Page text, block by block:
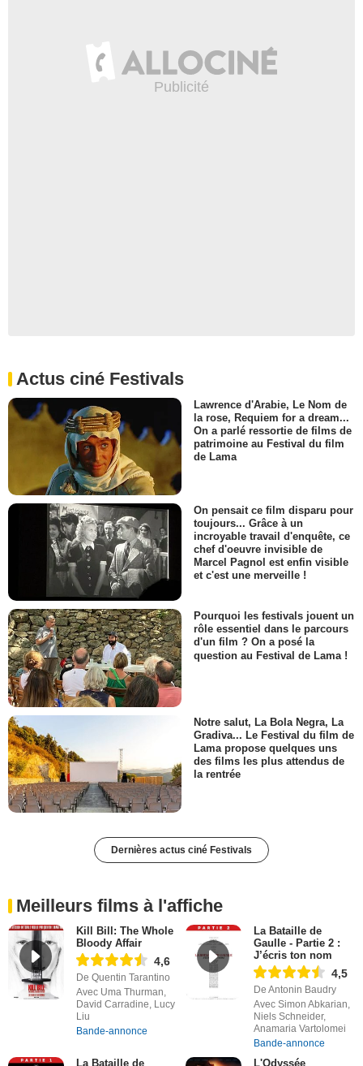
Actus ciné Festivals
Lawrence d'Arabie, Le Nom de
la rose, Requiem for a dream...
On a parlé ressortie de films de
patrimoine au Festival du film
de Lama
On pensait ce film disparu pour
toujours... Grâce à un
incroyable travail d'enquête, ce
chef d'oeuvre invisible de
Marcel Pagnol est enfin visible
et c'est une merveille !
Pourquoi les festivals jouent un
rôle essentiel dans le parcours
d'un film ? On a posé la
question au Festival de Lama !
Notre salut, La Bola Negra, La
Gradiva... Le Festival du film de
Lama propose quelques uns
des films les plus attendus de
la rentrée
Dernières actus ciné Festivals
Meilleurs films à l'affiche
Kill Bill: The Whole
Bloody Affair
4,6
De Quentin Tarantino
Avec Uma Thurman,
David Carradine, Lucy
Liu
Bande-annonce
La Bataille de
Gaulle - Partie 2 :
J’écris ton nom
4,5
De Antonin Baudry
Avec Simon Abkarian,
Niels Schneider,
Anamaria Vartolomei
Bande-annonce
La Bataille de
L'Odyssée